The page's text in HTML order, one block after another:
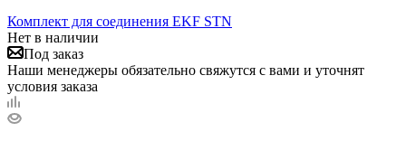
Комплект для соединения EKF STN
Нет в наличии
Под заказ
Наши менеджеры обязательно свяжутся с вами и уточнят
условия заказа